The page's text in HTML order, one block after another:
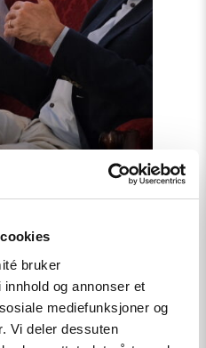
bruker
og annonser et
mediefunksjoner og
Vi deler dessuten